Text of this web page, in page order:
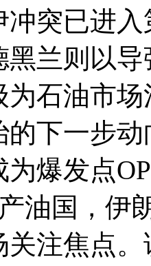
冲突已进
黑兰则以
为石油市
的下一
为爆发
油国，伊
关注焦点